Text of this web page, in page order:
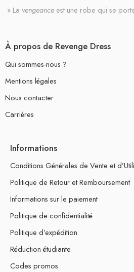
» La vengeance est une robe qui se
À propos de Revenge Dress
Qui sommes-nous ?
Mentions légales
Nous contacter
Carrières
Informations
Conditions Générales de Vente et
Politique de Retour et Remboursement
Informations sur le paiement
Politique de confidentialité
Politique d’expédition
Réduction étudiante
Codes promos